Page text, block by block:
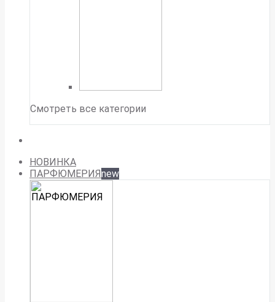
Смотреть все категории
НОВИНКА
ПАРФЮМЕРИЯnew